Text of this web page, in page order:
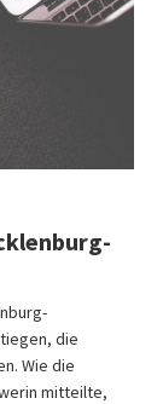
die
Wie die
mitteilte,